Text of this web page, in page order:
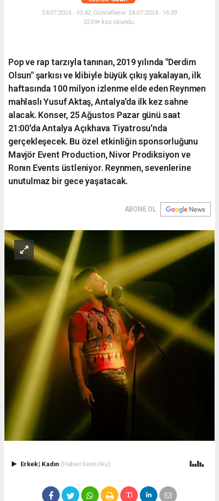
24.07.2024 - 10:42, Güncelleme: 24.07.2024 - 16:39
3239+ kez okundu.
Pop ve rap tarzıyla tanınan, 2019 yılında "Derdim
Olsun" şarkısı ve klibiyle büyük çıkış yakalayan, ilk
haftasında 100 milyon izlenme elde eden Reynmen
mahlaslı Yusuf Aktaş, Antalya'da ilk kez sahne
alacak. Konser, 25 Ağustos Pazar günü saat
21:00'da Antalya Açıkhava Tiyatrosu'nda
gerçekleşecek. Bu özel etkinliğin sponsorluğunu
Mavjör Event Production, Nivor Prodiksiyon ve
Ronın Events üstleniyor. Reynmen, sevenlerine
unutulmaz bir gece yaşatacak.
ABONE OL
Erkek| Kadın (Haberi Sesli Oku)